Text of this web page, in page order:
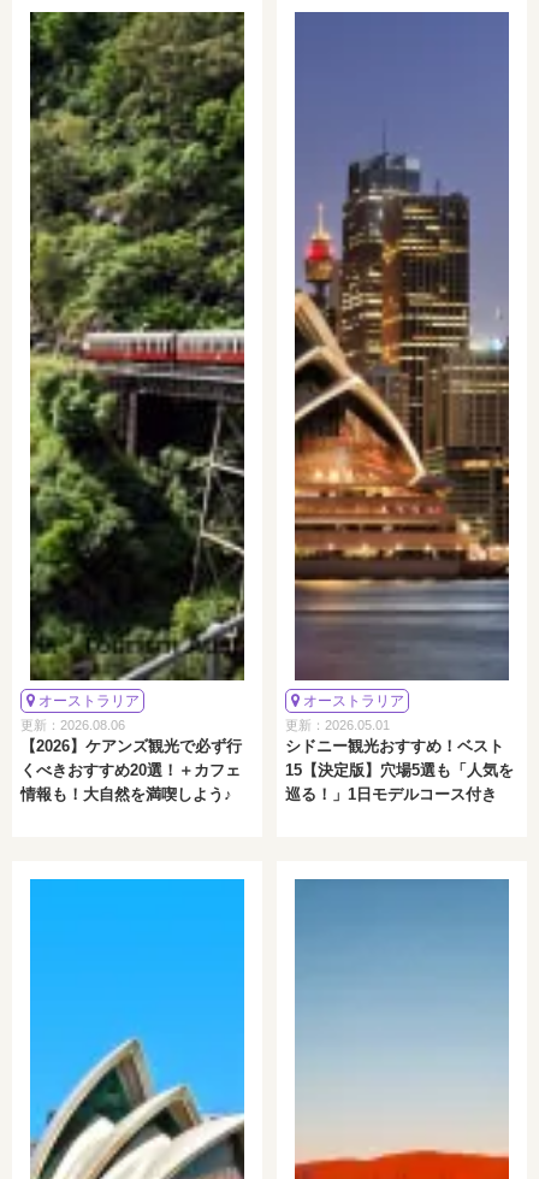
オーストラリア
更新：2026.08.06
【2026】ケアンズ観光で必ず行
くべきおすすめ20選！＋カフェ
情報も！大自然を満喫しよう♪
オーストラリア
更新：2026.05.01
シドニー観光おすすめ！ベスト
15【決定版】穴場5選も「人気を
巡る！」1日モデルコース付き